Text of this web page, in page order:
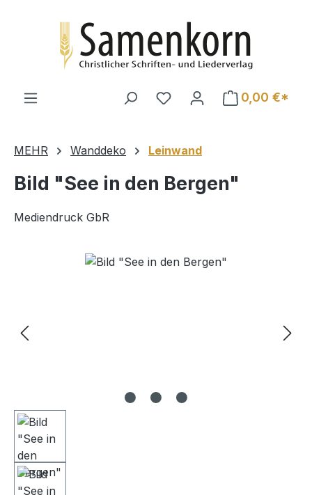
0,00 €*
MEHR Wanddeko Leinwand
Bild "See in den Bergen"
Mediendruck GbR
Bildergalerie überspringen